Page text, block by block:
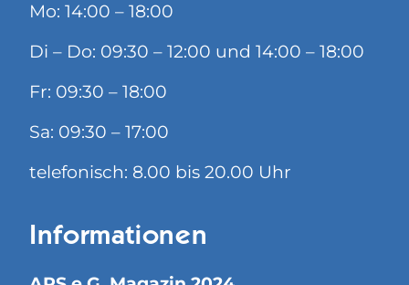
Mo: 14:00 – 18:00
Di – Do: 09:30 – 12:00 und 14:00 – 18:00
Fr: 09:30 – 18:00
Sa: 09:30 – 17:00
telefonisch: 8.00 bis 20.00 Uhr
Informationen